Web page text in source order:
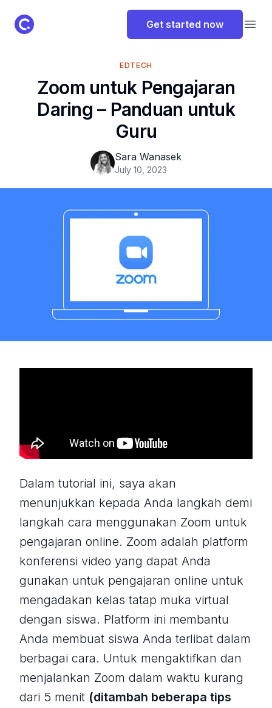
ClassPoint Logo Get started now
EDTECH
Zoom untuk Pengajaran
Daring – Panduan untuk
Guru
Sara Wanasek
July 10, 2023
Dalam tutorial ini, saya akan
menunjukkan kepada Anda langkah demi
langkah cara menggunakan Zoom untuk
pengajaran online. Zoom adalah platform
konferensi video yang dapat Anda
gunakan untuk pengajaran online untuk
mengadakan kelas tatap muka virtual
dengan siswa. Platform ini membantu
Anda membuat siswa Anda terlibat dalam
berbagai cara. Untuk mengaktifkan dan
menjalankan Zoom dalam waktu kurang
dari 5 menit (ditambah beberapa tips